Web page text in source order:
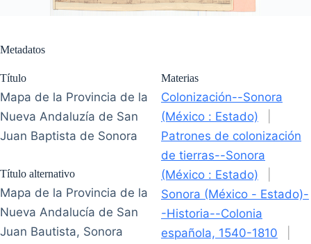
Metadatos
Título
Mapa de la Provincia de la
Nueva Andaluzía de San
Juan Baptista de Sonora
Título alternativo
Mapa de la Provincia de la
Nueva Andalucía de San
Juan Bautista, Sonora
Materias
Colonización--Sonora
(México : Estado)
Patrones de colonización
de tierras--Sonora
(México : Estado)
Sonora (México - Estado)-
-Historia--Colonia
española, 1540-1810